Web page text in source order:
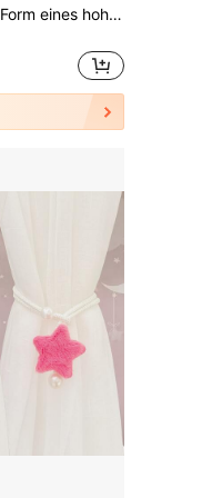
1 Stück Vorhang in Form eines hohlen Blattes als Fensterschutzgitter